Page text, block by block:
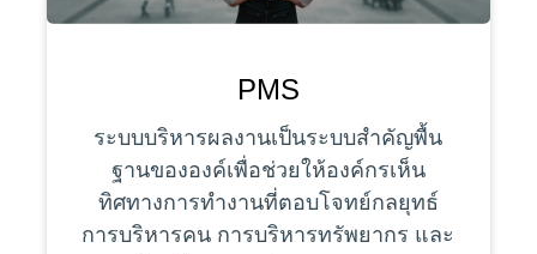
PMS
ระบบบริหารผลงานเป็นระบบสำคัญพื้น
ฐานขององค์เพื่อช่วยให้องค์กรเห็น
ทิศทางการทำงานที่ตอบโจทย์กลยุทธ์
การบริหารคน การบริหารทรัพยากร และ